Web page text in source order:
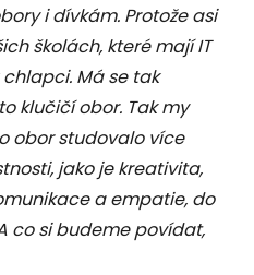
i dívkám. Protože asi
školách, které mají IT
Má se tak
klučičí obor. Tak my
obor studovalo více
jako je kreativita,
a empatie, do
co si budeme povídat,